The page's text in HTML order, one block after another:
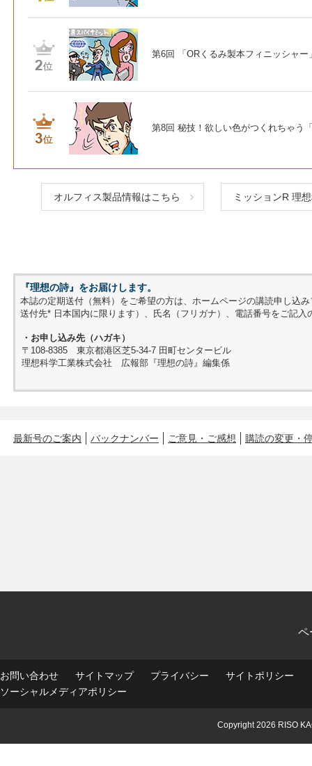
第6回 「ORくるみ製本フィニッシャ
第8回 秘技！欲しい色がつくれちゃう
オルフィス製品情報はこちら ミッションR 理
『理想の詩』をお届けします。
本誌の定期送付（無料）をご希望の方は、ホームページの講読申し込
送付先* 日本国内に限ります）、氏名（フリガナ）、電話番号をご記
・お申し込み先（ハガキ）
〒108-8385 東京都港区芝5-34-7 田町センタービル
理想科学工業株式会社 広報部『理想の詩』編集係
最新号のご案内 バックナンバー ご意見・ご感想 購読の変更・
ペ
お問い合わせ サイトマップ プライバシー
サイトポリシー
ソーシャルメディアポリシー
Copyright2026 RISO